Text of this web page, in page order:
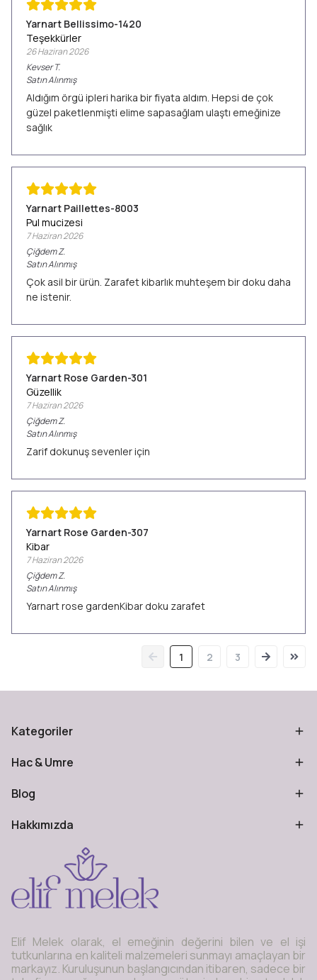
Yarnart Bellissimo-1420
Teşekkürler
26 Haziran 2026
Kevser T.
Satın Alınmış
Aldığım örgü ipleri harika bir fiyata aldım. Hepsi de çok
güzel paketlenmişti elime sapasağlam ulaştı emeğinize
sağlık
Yarnart Paillettes-8003
Pul mucizesi
7 Haziran 2026
ÇiğdemZ.
Satın Alınmış
Çok asil bir ürün. Zarafet kibarlık muhteşem bir doku daha
ne istenir.
Yarnart Rose Garden-301
Güzellik
7 Haziran 2026
ÇiğdemZ.
Satın Alınmış
Zarif dokunuş sevenler için
Yarnart Rose Garden-307
Kibar
7 Haziran 2026
ÇiğdemZ.
Satın Alınmış
Yarnart rose gardenKibar doku zarafet
1 2 3
Kategoriler
Hac & Umre
Blog
Hakkımızda
Elif Melek olarak, el emeğinin değerini bilen ve el işi
tutkunlarına en kaliteli malzemeleri sunmayı amaçlayan bir
markayız. Kuruluşunun başlangıcından itibaren, sadece bir